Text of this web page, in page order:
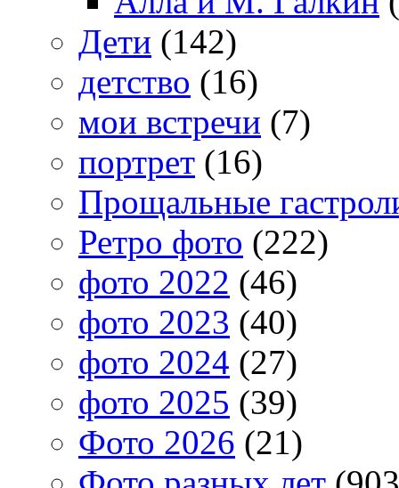
Дети (142)
детство (16)
мои встречи (7)
портрет (16)
Прощальные
Ретро фото (222)
фото 2022 (46)
фото 2023 (40)
фото 2024 (27)
фото 2025 (39)
Фото 2026 (21)